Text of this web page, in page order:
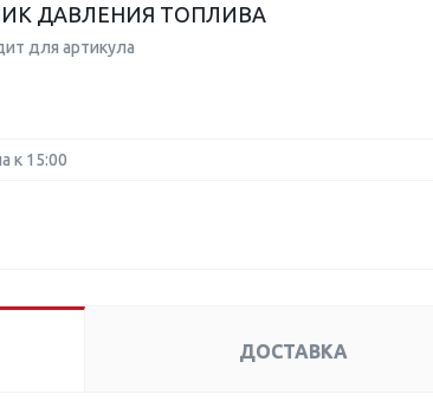
ДАВЛЕНИЯ ТОПЛИВА
для артикула
к 15:00
ДОСТАВКА